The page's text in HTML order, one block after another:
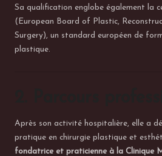
e
Sa qualification englobe également la
(European Board of Plastic,
Surgery), un standard européen de
plastique.
Après son activité hospitalière, elle a
pratique en chirurgie plastique et
fondatrice et praticienne à la Clinique